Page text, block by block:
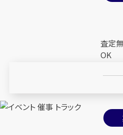
査定
OK